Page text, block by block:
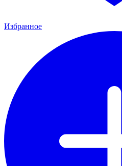
Избранное